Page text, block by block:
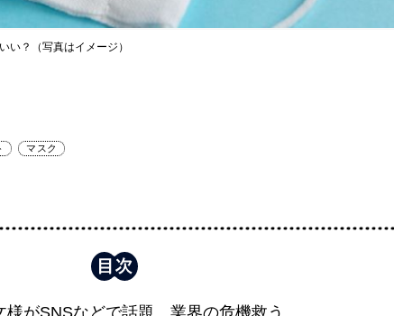
い？（写真はイメージ）
マスク
様がSNSなどで話題、業界の危機救う